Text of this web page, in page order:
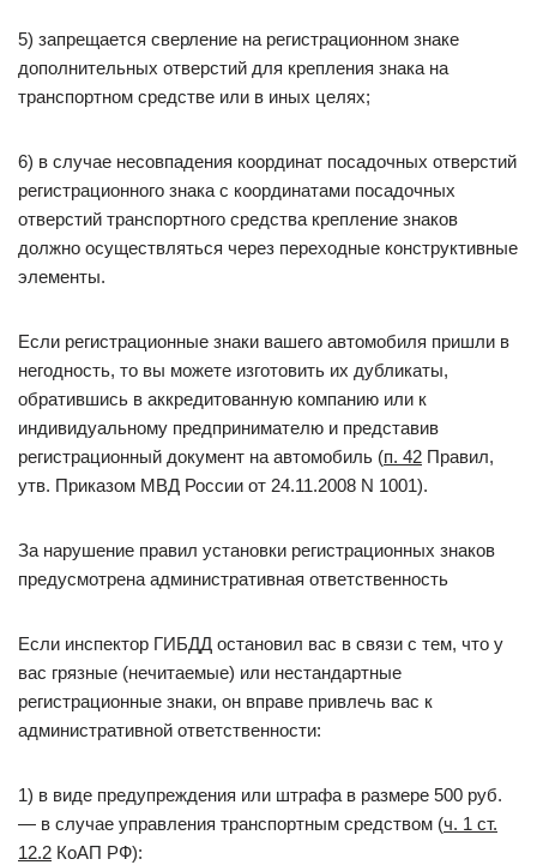
5) запрещается сверление на регистрационном знаке
дополнительных отверстий для крепления знака на
транспортном средстве или в иных целях;
6) в случае несовпадения координат посадочных отверстий
регистрационного знака с координатами посадочных
отверстий транспортного средства крепление знаков
должно осуществляться через переходные конструктивные
элементы.
Если регистрационные знаки вашего автомобиля пришли в
негодность, то вы можете изготовить их дубликаты,
обратившись в аккредитованную компанию или к
индивидуальному предпринимателю и представив
регистрационный документ на автомобиль (п. 42 Правил,
утв. Приказом МВД России от 24.11.2008 N 1001).
За нарушение правил установки регистрационных знаков
предусмотрена административная ответственность
Если инспектор ГИБДД остановил вас в связи с тем, что у
вас грязные (нечитаемые) или нестандартные
регистрационные знаки, он вправе привлечь вас к
административной ответственности:
1) в виде предупреждения или штрафа в размере 500 руб.
— в случае управления транспортным средством (ч. 1 ст.
12.2 КоАП РФ):